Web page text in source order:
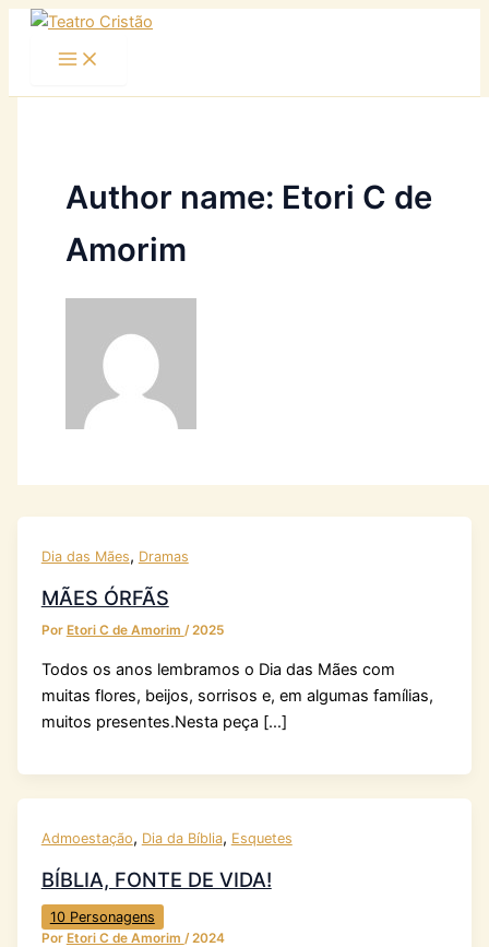
conteúdo
Author name: Etori C de
Amorim
Dia das Mães, Dramas
MÃES ÓRFÃS
Por Etori C de Amorim /2025
Todos os anos lembramos o Dia das Mães com
muitas flores, beijos, sorrisos e, em algumas famílias,
muitos presentes.Nesta peça […]
Admoestação, Dia da Bíblia, Esquetes
BÍBLIA, FONTE DE VIDA!
10 Personagens
Por Etori C de Amorim /2024